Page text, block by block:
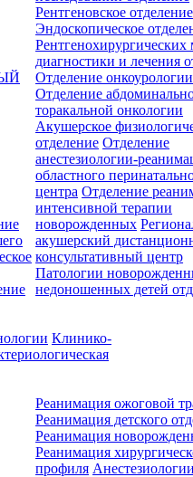
Рентгеновское отделение
Эндоскопическое
Рентгенохирургических
диагностики и лечения
Отделение онкоурологии
Отделение
торакальной онкологии
Акушерское
отделение Отделение
анестезиологии-
областного
центра Отделение
интенсивной терапии
новорожденных
акушерский
консультативный центр
Патологии
недоношенных детей
Клинико-
Реанимация ожоговой
Реанимация детского
Реанимация
Реанимация
профиля